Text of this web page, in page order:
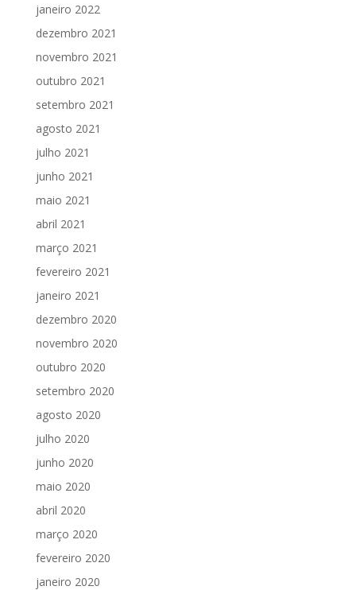
janeiro 2022
dezembro 2021
novembro 2021
outubro 2021
setembro 2021
agosto 2021
julho 2021
junho 2021
maio 2021
abril 2021
março 2021
fevereiro 2021
janeiro 2021
dezembro 2020
novembro 2020
outubro 2020
setembro 2020
agosto 2020
julho 2020
junho 2020
maio 2020
abril 2020
março 2020
fevereiro 2020
janeiro 2020